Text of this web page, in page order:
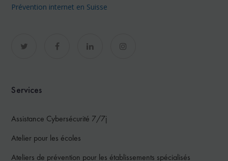
Prévention internet en Suisse
Services
Assistance Cybersécurité 7/7j
Atelier pour les écoles
Ateliers de prévention pour les établissements spécialisés